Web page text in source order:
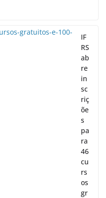
IF
RS
ab
re
in
sc
riç
õe
s
pa
ra
46
cu
rs
os
gr